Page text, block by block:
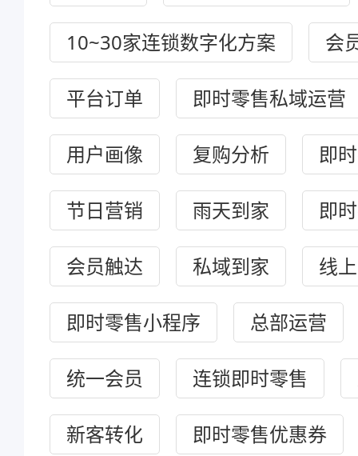
10~30家连锁数字化方案 会
平台订单 即时零售私域运营
用户画像 复购分析 即
节日营销 雨天到家 即
会员触达 私域到家 线
即时零售小程序 总部运营
统一会员 连锁即时零售
新客转化 即时零售优惠券